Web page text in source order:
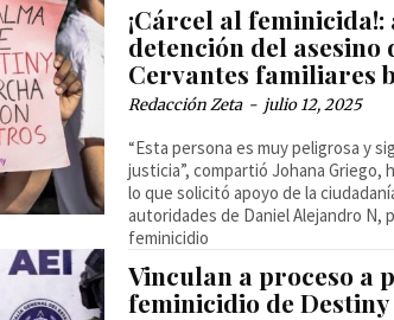
¡Cárcel al feminicida!:
detención del asesino
Cervantes familiares
Redacción Zeta - julio 12, 2025
“Esta persona es muy peligrosa y
justicia”, compartió Johana Griego,
lo que solicitó apoyo de la
autoridades de Daniel Alejandro
feminicidio
Vinculan a proceso a
feminicidio de Destiny